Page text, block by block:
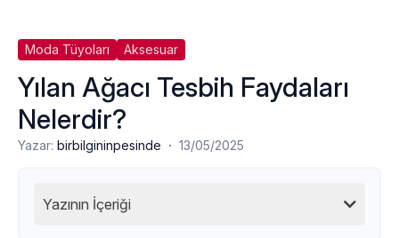
Moda Tüyoları Aksesuar
Yılan Ağacı Tesbih Faydaları
Nelerdir?
Yazar: birbilgininpesinde · 13/05/2025
Yazının İçeriği